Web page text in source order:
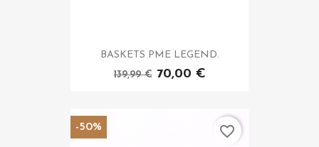
BASKETS PME LEGEND.
139,99 € 70,00 €
-50% favorite_border